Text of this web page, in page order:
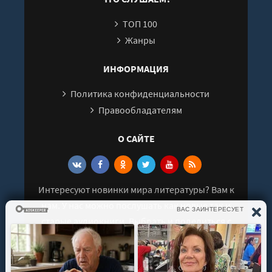
ТОП 100
Жанры
ИНФОРМАЦИЯ
Политика конфиденциальности
Правообладателям
О САЙТЕ
Интересуют новинки мира литературы? Вам к
нам. У нас можно послушать как новые так и
старые аудиокниги. Выбрать и поделиться с
друзьями лучшими аудиокнигами!